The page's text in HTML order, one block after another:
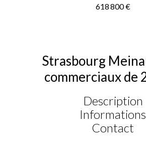
618 800 €
Strasbourg
commerciaux de
Description
Informations
Contact